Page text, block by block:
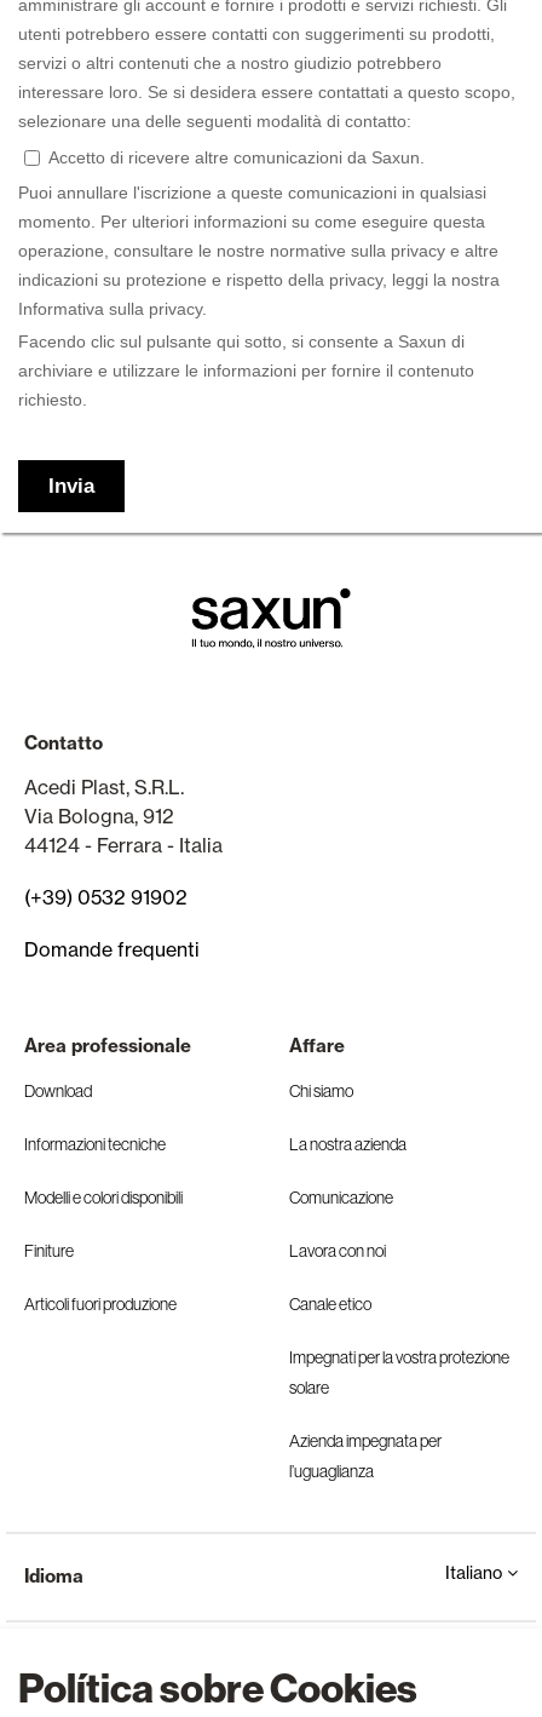
Política sobre Cookies
Contatto
Acedi Plast, S.R.L.
Via Bologna, 912
44124 - Ferrara - Italia
(+39) 0532 91902
Domande frequenti
Area professionale
Download
Informazioni tecniche
Modelli e colori disponibili
Finiture
Articoli fuori produzione
Affare
Chi siamo
La nostra azienda
Comunicazione
Lavora con noi
Canale etico
Impegnati per la vostra protezione
solare
Azienda impegnata per
l’uguaglianza
Idioma Italiano